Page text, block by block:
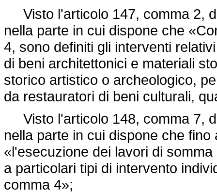
Visto l'articolo 147, comma 2,
nella parte in cui dispone che
4, sono definiti gli interventi
di beni architettonici e materiali
storico artistico o archeologico,
da restauratori di beni culturali,
Visto l'articolo 148, comma 7,
nella parte in cui dispone che
«l'esecuzione dei lavori di
a particolari tipi di intervento
comma 4»;